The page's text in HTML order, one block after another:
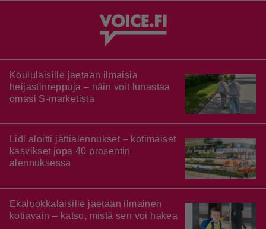
Koululaisille jaetaan ilmaisia
heijastinreppuja – näin voit lunastaa
omasi S-marketista
Lidl aloitti jättialennukset – kotimaiset
kasvikset jopa 40 prosentin
alennuksessa
Ekaluokkalaisille jaetaan ilmainen
kotiavain – katso, mistä sen voi hakea